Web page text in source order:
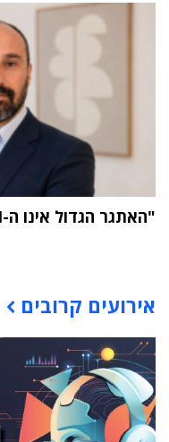
"האתגר הגדול אינו ה-AI אלא הטמעתה בארגון"
אירועים קרובים